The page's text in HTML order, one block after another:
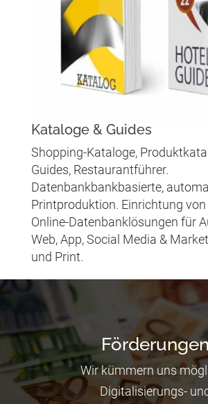
Kataloge & Guides
Shopping-Kataloge,
Guides, Restaurantführer.
Datenbankbankbasierte,
Printproduktion. Einrichtung
Online-Datenbanklösungen für
Web, App, Social Media &
und Print.
Wir kümmern uns
Digitalisierungs-